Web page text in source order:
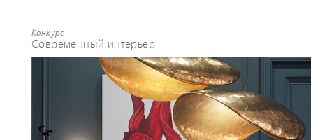
Конкурс
Современный интерьер